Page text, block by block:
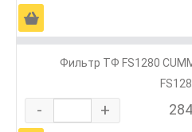
Ä
Фильтр ТФ FS1280
- +